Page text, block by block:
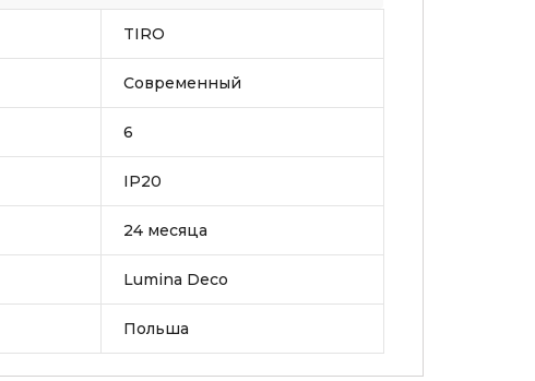
TIRO
Современный
6
IP20
24 месяца
Lumina Deco
Польша